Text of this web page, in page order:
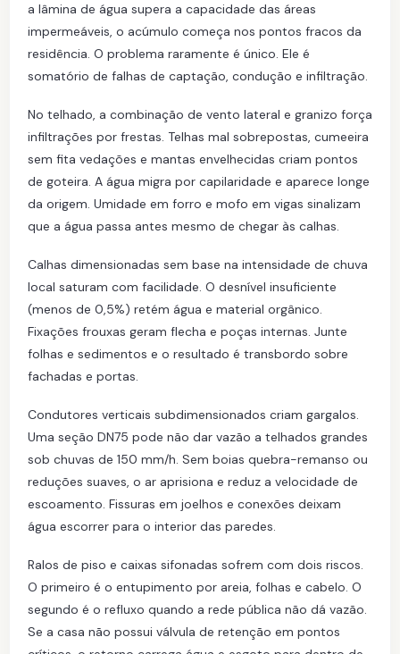
a lâmina de água supera a capacidade das áreas
impermeáveis, o acúmulo começa nos pontos fracos da
residência. O problema raramente é único. Ele é
somatório de falhas de captação, condução e infiltração.
No telhado, a combinação de vento lateral e granizo força
infiltrações por frestas. Telhas mal sobrepostas, cumeeira
sem fita vedações e mantas envelhecidas criam pontos
de goteira. A água migra por capilaridade e aparece longe
da origem. Umidade em forro e mofo em vigas sinalizam
que a água passa antes mesmo de chegar às calhas.
Calhas dimensionadas sem base na intensidade de chuva
local saturam com facilidade. O desnível insuficiente
(menos de 0,5%) retém água e material orgânico.
Fixações frouxas geram flecha e poças internas. Junte
folhas e sedimentos e o resultado é transbordo sobre
fachadas e portas.
Condutores verticais subdimensionados criam gargalos.
Uma seção DN75 pode não dar vazão a telhados grandes
sob chuvas de 150 mm/h. Sem boias quebra-remanso ou
reduções suaves, o ar aprisiona e reduz a velocidade de
escoamento. Fissuras em joelhos e conexões deixam
água escorrer para o interior das paredes.
Ralos de piso e caixas sifonadas sofrem com dois riscos.
O primeiro é o entupimento por areia, folhas e cabelo. O
segundo é o refluxo quando a rede pública não dá vazão.
Se a casa não possui válvula de retenção em pontos